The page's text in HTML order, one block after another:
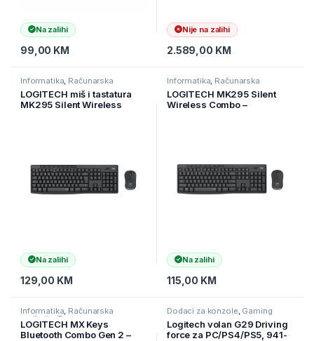
Na zalihi
99,00 KM
Nije na zalihi
2.589,00 KM
Informatika, Računarska
Tastature
LOGITECH miš i tastatura
MK295 Silent Wireless
Na zalihi
129,00 KM
Informatika, Računarska
LOGITECH MK295 Silent
Wireless Combo –
Na zalihi
115,00 KM
Informatika, Računarska
periferija ,Tastature
LOGITECH MX Keys
Bluetooth Combo Gen 2 –
Dodaci za konzole, Gaming
Logitech volan G29 Driving
force za PC/PS4/PS5, 941-